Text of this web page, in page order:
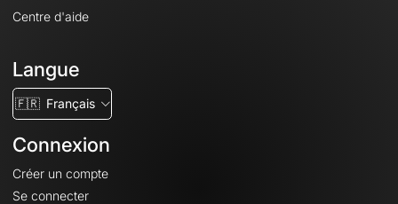
Centre d'aide
Langue
🇫🇷 Français
Connexion
Créer un compte
Se connecter